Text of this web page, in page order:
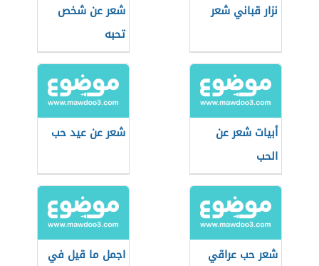
نزار قباني شعر
شعر عن شخص
تحبه
أبيات شعر عن
الحب
شعر عن عيد حب
شعر حب عراقي
اجمل ما قيل في